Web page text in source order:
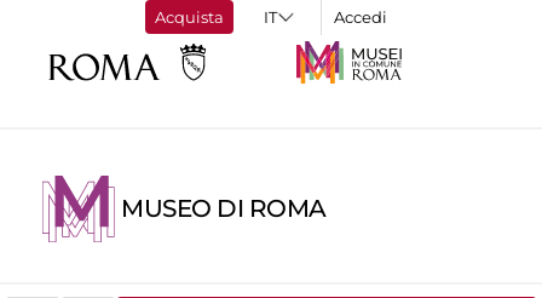
Acquista Accedi
MUSEO DI ROMA